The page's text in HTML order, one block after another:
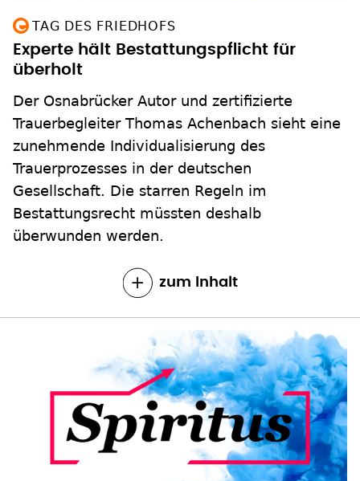
TAG DES FRIEDHOFS
Experte hält Bestattungspflicht für
überholt
Der Osnabrücker Autor und zertifizierte
Trauerbegleiter Thomas Achenbach sieht eine
zunehmende Individualisierung des
Trauerprozesses in der deutschen
Gesellschaft. Die starren Regeln im
Bestattungsrecht müssten deshalb
überwunden werden.
zum Inhalt